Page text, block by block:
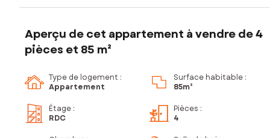
Aperçu de cet appartement à vendre de 4
pièces et 85 m²
Type de logement :
Appartement
Surface habitable :
85m²
Étage :
RDC
Pièces :
4